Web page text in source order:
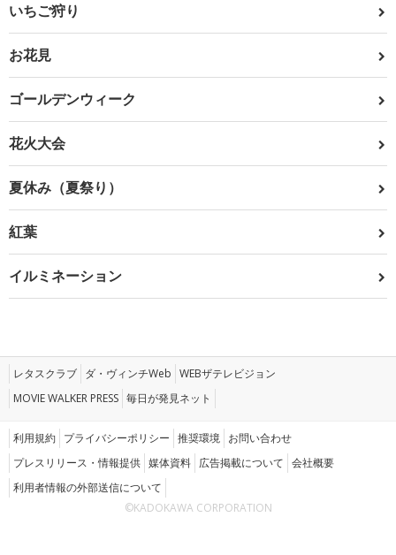
いちご狩り
お花見
ゴールデンウィーク
花火大会
夏休み（夏祭り）
紅葉
イルミネーション
レタスクラブ ダ・ヴィンチWeb WEBザテレビジョン
MOVIE WALKER PRESS 毎日が発見ネット
利用規約 プライバシーポリシー 推奨環境 お問い合わせ
プレスリリース・情報提供 媒体資料 広告掲載について 会社概要
利用者情報の外部送信について
©KADOKAWA CORPORATION